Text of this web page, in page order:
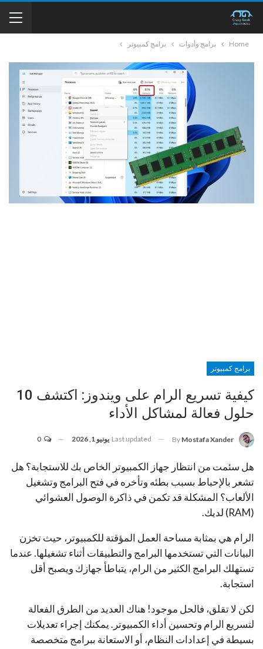
Home برامج وأدوات برامج كمبيوتر
برامج كمبيوتر
كيفية تسريع الرام على ويندوز: اكتشف 10
حلول فعالة لمشاكل الأداء
By Mostafa Xander
Last updated يونيو 1, 2026
هل سئمت من انتظار جهاز الكمبيوتر الخاص بك للاستجابة؟ هل
تشعر بالإحباط بسبب بطئه وتأخره في فتح البرامج وتشغيل
الألعاب؟ المشكلة قد تكمن في ذاكرة الوصول العشوائي
(RAM) لديك.
الرام هي بمثابة مساحة العمل المؤقتة للكمبيوتر، حيث تخزن
البيانات التي تستخدمها البرامج والتطبيقات أثناء تشغيلها. عندما
تستهلك البرامج الكثير من الرام، يتباطأ جهازك ويصبح أقل
استجابة.
لكن لا تقلق، فالحل موجود! هناك العديد من الطرق الفعالة
لتسريع الرام وتحسين أداء الكمبيوتر. يمكنك إجراء تعديلات
بسيطة في إعدادات النظام، أو الاستعانة ببرامج متخصصة